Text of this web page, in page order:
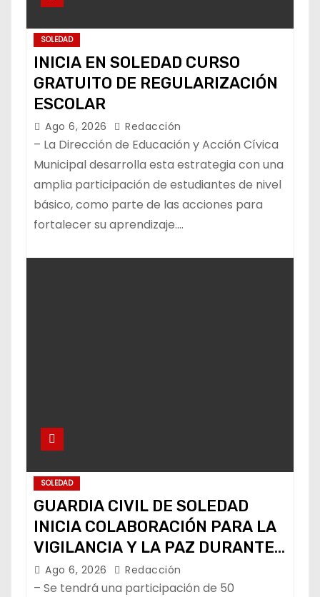
SOLEDAD
INICIA EN SOLEDAD CURSO
GRATUITO DE REGULARIZACIÓN
ESCOLAR
Ago 6, 2026 Redacción
– La Dirección de Educación y Acción Cívica
Municipal desarrolla esta estrategia con una
amplia participación de estudiantes de nivel
básico, como parte de las acciones para
fortalecer su aprendizaje.…
SOLEDAD
GUARDIA CIVIL DE SOLEDAD
INICIA COLABORACIÓN PARA LA
VIGILANCIA Y LA PAZ DURANTE
LA FENAPO
Ago 6, 2026 Redacción
– Se tendrá una participación de 50